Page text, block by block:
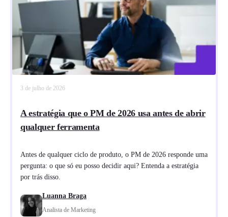
3 de julho de 2026
A estratégia que o PM de 2026 usa antes de abrir
qualquer ferramenta
Antes de qualquer ciclo de produto, o PM de 2026 responde uma
pergunta: o que só eu posso decidir aqui? Entenda a estratégia
por trás disso.
Luanna Braga
Analista de Marketing